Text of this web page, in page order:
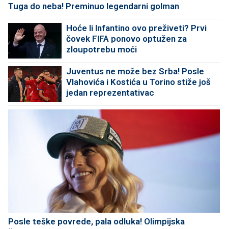
Tuga do neba! Preminuo legendarni golman
Hoće li Infantino ovo preživeti? Prvi
čovek FIFA ponovo optužen za
zloupotrebu moći
Juventus ne može bez Srba! Posle
Vlahovića i Kostića u Torino stiže još
jedan reprezentativac
Posle teške povrede, pala odluka! Olimpijska